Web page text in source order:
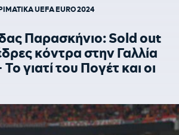
UEFA EURO 2024
Παρασκήνιο: Sold out
κόντρα στην Γαλλία
γιατί του Πογέτ και οι